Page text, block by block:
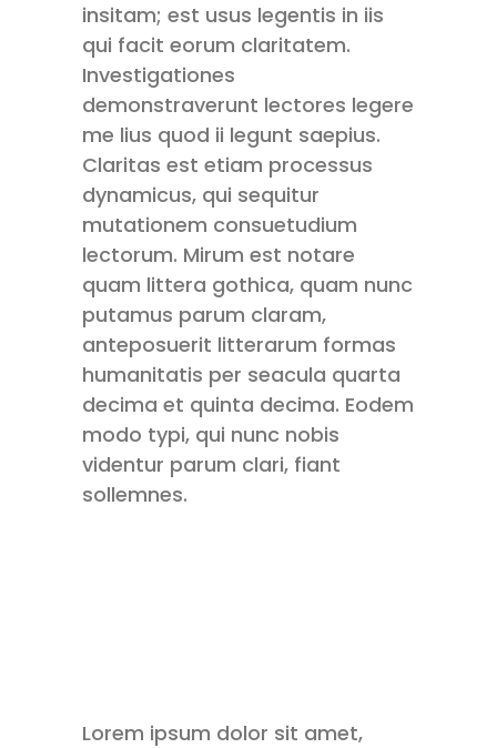
insitam; est usus legentis in iis
qui facit eorum claritatem.
Investigationes
demonstraverunt lectores legere
me lius quod ii legunt saepius.
Claritas est etiam processus
dynamicus, qui sequitur
mutationem consuetudium
lectorum. Mirum est notare
quam littera gothica, quam nunc
putamus parum claram,
anteposuerit litterarum formas
humanitatis per seacula quarta
decima et quinta decima. Eodem
modo typi, qui nunc nobis
videntur parum clari, fiant
sollemnes.
Lorem ipsum dolor sit amet,